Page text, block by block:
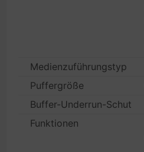
Medienzuführungstyp
Puffergröße
Buffer-Underrun-Schutz
Funktionen